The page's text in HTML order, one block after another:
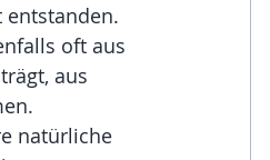
entstanden.
oft aus
aus
natürliche